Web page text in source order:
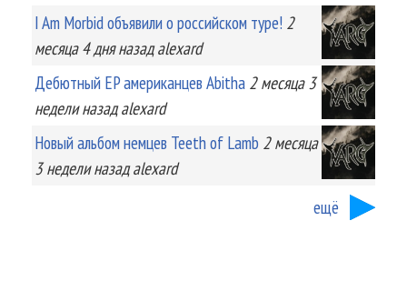
I Am Morbid объявили о российском туре! 2
месяца 4 дняназад alexard
Дебютный EP американцев Abitha 2 месяца 3
неделиназад alexard
Новый альбом немцев Teeth of Lamb 2 месяца
3 неделиназад alexard
ещё